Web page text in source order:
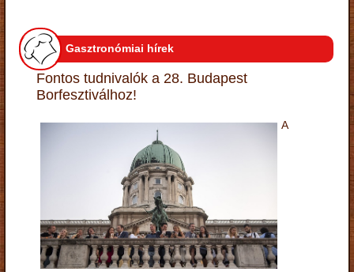
Gasztronómiai hírek
Fontos tudnivalók a 28. Budapest
Borfesztiválhoz!
A